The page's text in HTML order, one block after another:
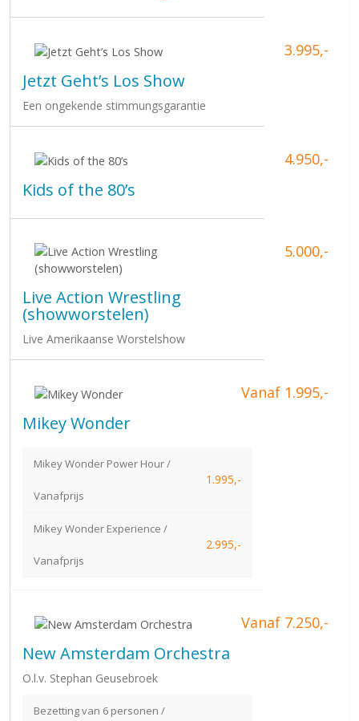
Jetzt Geht’s Los Show
Een ongekende stimmungsgarantie
3.995,-
Kids of the 80’s
4.950,-
Live Action Wrestling
(showworstelen)
Live Amerikaanse Worstelshow
5.000,-
Mikey Wonder
Vanaf 1.995,-
Mikey Wonder Power Hour /
Vanafprijs
1.995,-
Mikey Wonder Experience /
Vanafprijs
2.995,-
New Amsterdam Orchestra
O.l.v. Stephan Geusebroek
Vanaf 7.250,-
Bezetting van 6 personen /